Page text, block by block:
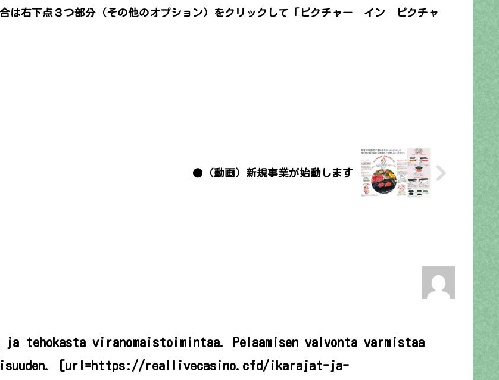
は右下点３つ部分（その他のオプション）をクリックして「ピクチャー イン ピクチャ
●（動画）新規事業が始動します
ja tehokasta viranomaistoimintaa. Pelaamisen valvonta varmistaa
[url=https://reallivecasino.cfd/ikarajat-ja-